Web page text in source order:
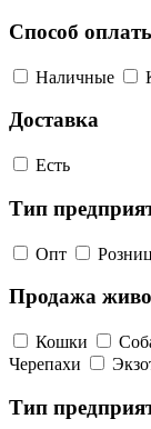
Способ
Наличные
Доставка
Есть
Тип
Опт
Продажа
Кошки
Черепахи
Тип